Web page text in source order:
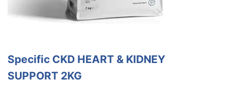
Specific CKD HEART & KIDNEY
SUPPORT 2KG